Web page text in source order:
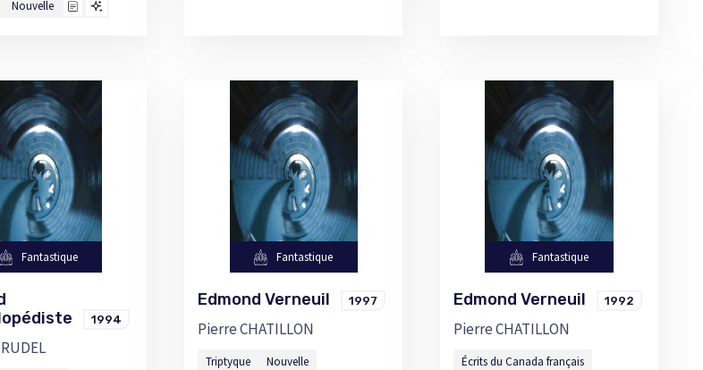
Nouvelle
Fantastique
1994
Fantastique
Edmond Verneuil 1997
Pierre CHATILLON
Triptyque Nouvelle
Fantastique
Edmond Verneuil 1992
Pierre CHATILLON
Écrits du Canada français